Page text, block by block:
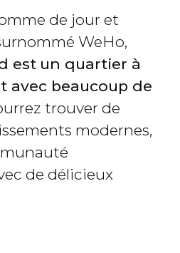
de jour et
WeHo,
est un quartier à
avec beaucoup de
trouver de
modernes,
de délicieux